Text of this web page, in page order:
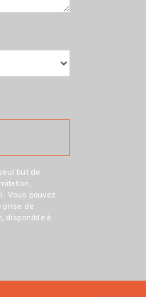
but de
Vous pouvez
prise de
disponible à